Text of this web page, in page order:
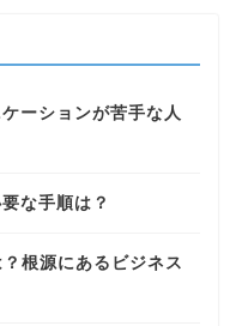
ーションが苦手な人
な手順は？
根源にあるビジネス